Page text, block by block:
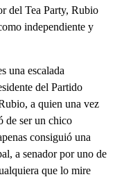
del Tea Party, Rubio
independiente y
una escalada
del Partido
a quien una vez
de ser un chico
consiguió una
a senador por uno de
que lo mire